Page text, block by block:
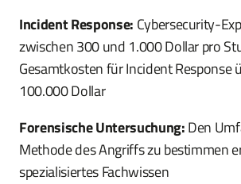
Incident Response: Cybersecurity-
zwischen 300 und 1.000 Dollar pro
Gesamtkosten für Incident Response
100.000 Dollar
Forensische Untersuchung:Den
Methode des Angriffs zu bestimmen
spezialisiertes Fachwissen